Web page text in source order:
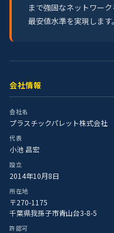
まで強固なネットワー
最安値水準を実現します。
会社情報
会社名
プラスチックパレット株式会社
代表
小池 昌宏
設立
2014年10月8日
所在地
〒270-1175
千葉県我孫子市青山台3-8-5
許認可